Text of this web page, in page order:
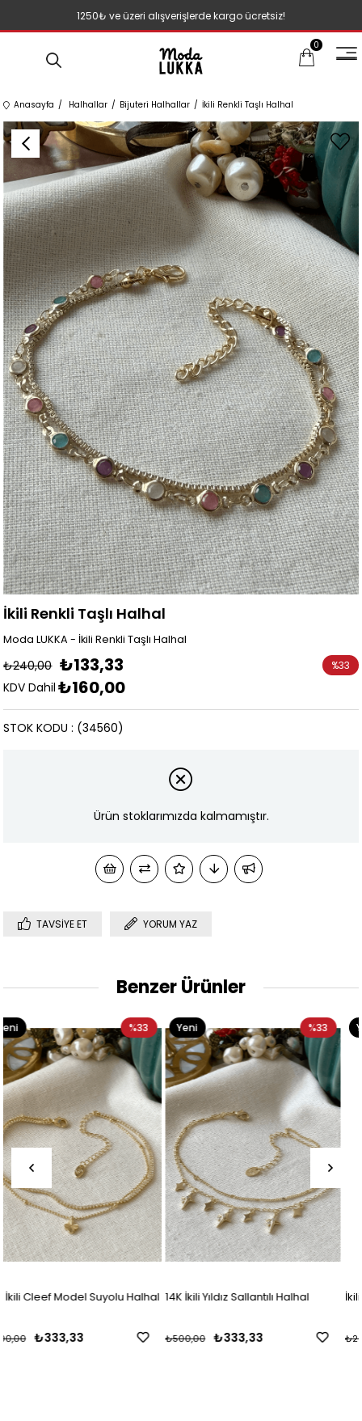
1250₺ ve üzeri alışverişlerde kargo ücretsiz!
0
Anasayfa Halhallar Bijuteri Halhallar İkili Renkli Taşlı Halhal
İkili Renkli Taşlı Halhal
Moda LUKKA - İkili Renkli Taşlı Halhal
₺240,00 ₺133,33
KDV Dahil ₺160,00
%33
(34560)
STOK KODU
Ürün stoklarımızda kalmamıştır.
TAVSIYE ET YORUM YAZ
Benzer Ürünler
14K İkili Yıldız Sallantılı Halhal
₺333,33
₺500,00
%33
Yeni
Ürün
İkili Şeffaf Taşlı Halhal
₺133,33
₺200,00
Yeni
Ürün